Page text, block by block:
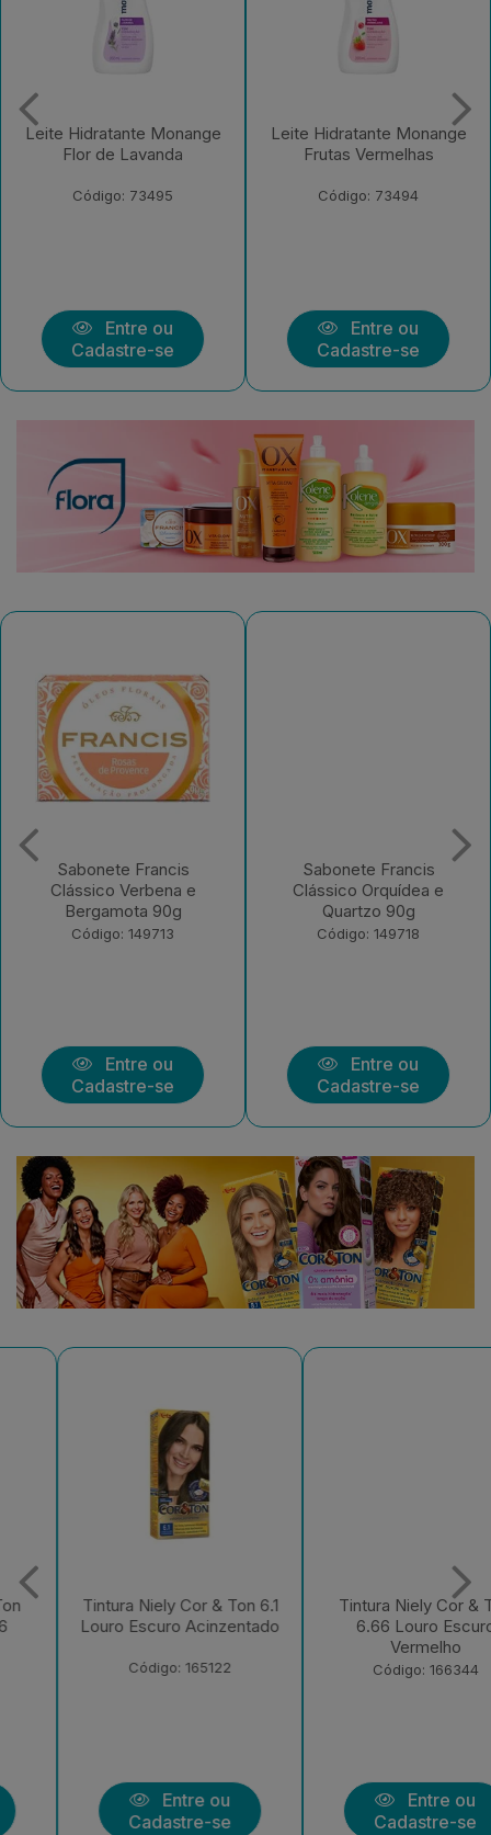
Leite Hidratante Monange
Frutas Vermelhas
Código: 73494
Entre ou
Cadastre-se
Leite Hidratante Monange
Iogurte com Aveia
Código: 73492
Entre ou
Cadastre-se
Francis
Verbena e
90g
ou
se
Sabonete Francis
Clássico Orquídea e
Entre ou
Cadastre-se
Tintura Niely Cor & Ton 6.1
Louro Escuro Acinzentado
Código: 165122
Entre ou
Cadastre-se
Tintura Niely Cor & Ton
6.66 Louro Escuro
Vermelho
Código: 166344
Entre ou
Cadastre-se